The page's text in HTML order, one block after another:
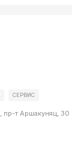
СЕРВИС
пр-т Аршакуняц, 30